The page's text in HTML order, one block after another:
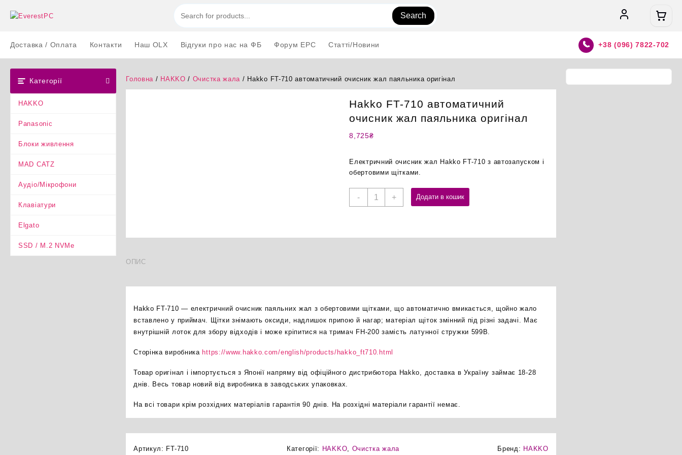
Search
Доставка / Оплата Контакти Наш OLX Відгуки про нас на ФБ Форум EPC Статті/Новини +38 (096) 7822-702
Категорії
HAKKO
Panasonic
Блоки живлення
MAD CATZ
Аудіо/Мікрофони
Клавіатури
Elgato
SSD / M.2 NVMe
Головна / HAKKO / Очистка жала / Hakko FT-710 автоматичний очисник жал паяльника оригінал
Hakko FT-710 автоматичний
очисник жал паяльника оригінал
8,725₴
Електричний очисник жал Hakko FT-710 з автозапуском і
обертовими щітками.
-
Hakko
очисник
+ Додати в кошик
ОПИС
Hakko FT-710 — електричний очисник паяльних жал з обертовими щітками, що автоматично вмикається, щойно жало
вставлено у приймач. Щітки знімають оксиди, надлишок припою й нагар; матеріал щіток змінний під різні задачі. Має
внутрішній лоток для збору відходів і може кріпитися на тримач FH-200 замість латунної стружки 599B.
Сторінка виробника https://www.hakko.com/english/products/hakko_ft710.html
Товар оригінал і імпортується з Японії напряму від офіційного дистрибютора Hakko, доставка в Україну займає 18-28
днів. Весь товар новий від виробника в заводських упаковках.
На всі товари крім розхідних матеріалів гарантія 90 днів. На розхідні матеріали гарантії немає.
Артикул: FT-710 Категорії: HAKKO, Очистка жала Бренд: HAKKO